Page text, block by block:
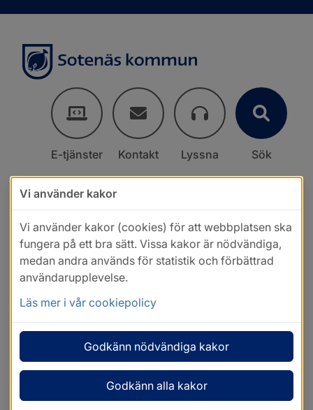
E-tjänster Kontakt Lyssna Sök
Vi använder kakor
Vi använder kakor (cookies) för att webbplatsen ska
fungera på ett bra sätt. Vissa kakor är nödvändiga,
medan andra används för statistik och förbättrad
användarupplevelse.
Läs mer i vår cookiepolicy
Godkänn nödvändiga kakor
Godkänn alla kakor